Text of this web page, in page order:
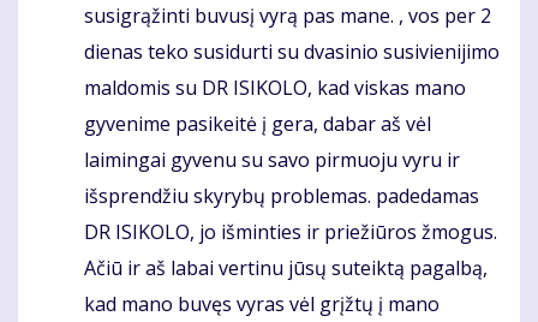
susigrąžinti buvusį vyrą pas mane. , vos per 2
dienas teko susidurti su dvasinio susivienijimo
maldomis su DR ISIKOLO, kad viskas mano
gyvenime pasikeitė į gera, dabar aš vėl
laimingai gyvenu su savo pirmuoju vyru ir
išsprendžiu skyrybų problemas. padedamas
DR ISIKOLO, jo išminties ir priežiūros žmogus.
Ačiū ir aš labai vertinu jūsų suteiktą pagalbą,
kad mano buvęs vyras vėl grįžtų į mano